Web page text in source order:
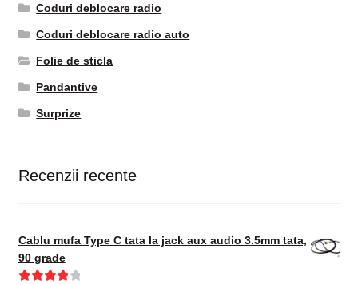
Coduri deblocare radio
Coduri deblocare radio auto
Folie de sticla
Pandantive
Surprize
Recenzii recente
Cablu mufa Type C tata la jack aux audio 3.5mm tata,
90 grade